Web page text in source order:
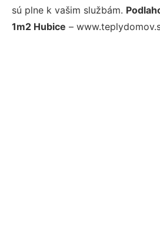
sú plne k vašim službám.
1m2 Hubice –